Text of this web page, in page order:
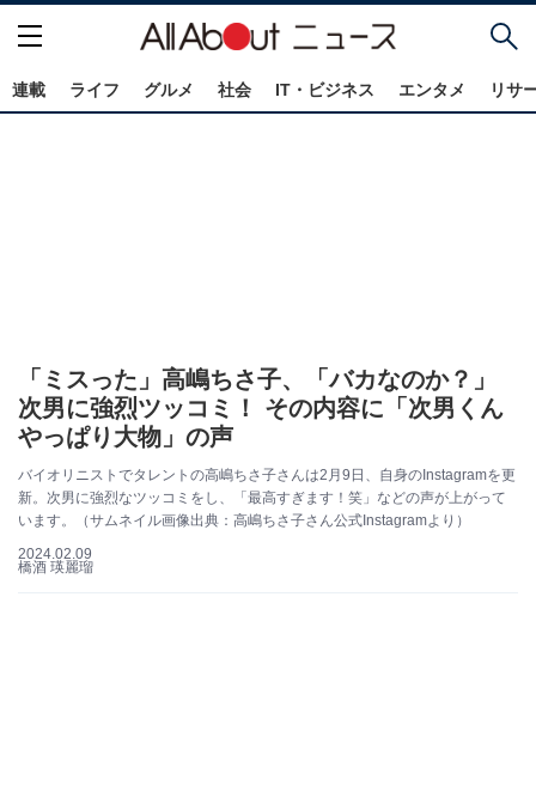
連載 ライフ グルメ 社会 IT・ビジネス エンタメ リサ
「ミスった」高嶋ちさ子、「バカなのか？」
次男に強烈ツッコミ！ その内容に「次男くん
やっぱり大物」の声
バイオリニストでタレントの高嶋ちさ子さんは2月9日、自身のInstagramを更
新。次男に強烈なツッコミをし、「最高すぎます！笑」などの声が上がって
います。（サムネイル画像出典：高嶋ちさ子さん公式Instagramより）
2024.02.09
橋酒 瑛麗瑠